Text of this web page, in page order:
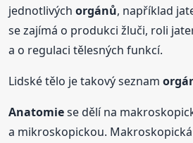
jednotlivýchorgánů, například
se zajímá o produkci žluči, roli
a o regulaci tělesných funkcí.
Lidské tělo je takový seznam
Anatomiese dělí na
a mikroskopickou.